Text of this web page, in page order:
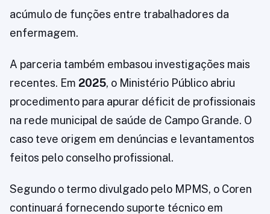
acúmulo de funções entre trabalhadores da
enfermagem.
A parceria também embasou investigações mais
recentes. Em 2025, o Ministério Público abriu
procedimento para apurar déficit de profissionais
na rede municipal de saúde de Campo Grande. O
caso teve origem em denúncias e levantamentos
feitos pelo conselho profissional.
Segundo o termo divulgado pelo MPMS, o Coren
continuará fornecendo suporte técnico em